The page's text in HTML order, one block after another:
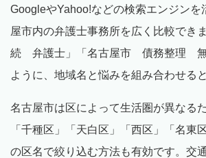
GoogleやYahoo!などの検索エンジンを
屋市内の弁護士事務所を広く比較で
続 弁護士」「名古屋市 債務整理 無
ように、地域名と悩みを組み合わせる
名古屋市は区によって生活圏が異なる
「千種区」「天白区」「西区」「名東
の区名で絞り込む方法も有効です。交